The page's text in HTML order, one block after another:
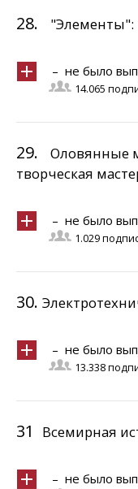
28. "Элементы":
– не было
14.065
29.
Оловянные
творческая
– не было
1.029
30.
– не было
13.338
31 Всемирная
– не было